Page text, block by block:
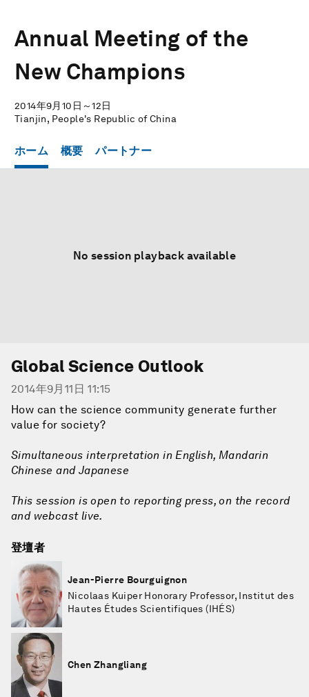
Annual Meeting of the
New Champions
2014年9月10日～12日
Tianjin, People's Republic of China
ホーム 概要 パートナー
No session playback available
Global Science Outlook
2014年9月11日 11:15
How can the science community generate further
value for society?
Simultaneous interpretation in English, Mandarin
Chinese and Japanese
This session is open to reporting press, on the record
and webcast live.
登壇者
Jean-Pierre Bourguignon
Nicolaas Kuiper Honorary Professor, Institut des
Hautes Études Scientifiques (IHÉS)
Chen Zhangliang